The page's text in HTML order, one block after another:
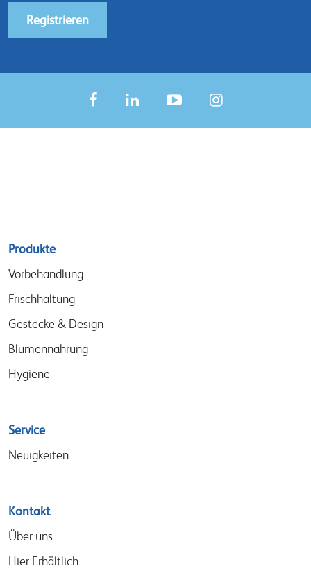
Registrieren
Sitemap
menu
Produkte
Vorbehandlung
Frischhaltung
Gestecke & Design
Blumennahrung
Hygiene
Service
Neuigkeiten
Kontakt
Über uns
Hier Erhältlich